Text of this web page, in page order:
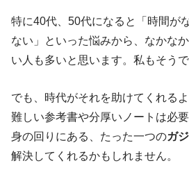
特に40代、50代になると「時間が
ない」といった悩みから、なかな
い人も多いと思います。私もそうで
でも、時代がそれを助けてくれる
難しい参考書や分厚いノートは必
身の回りにある、たった一つのガ
解決してくれるかもしれません。